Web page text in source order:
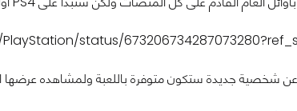
status/
عن شخصية جديدة ستكون متوفرة باللعبة ولمشاهده عرضها